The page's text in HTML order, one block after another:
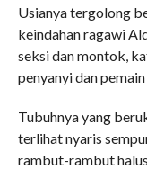
Usianya tergolong
keindahan ragawi
seksi dan montok,
penyanyi dan
Tubuhnya yang
terlihat nyaris
rambut-rambut